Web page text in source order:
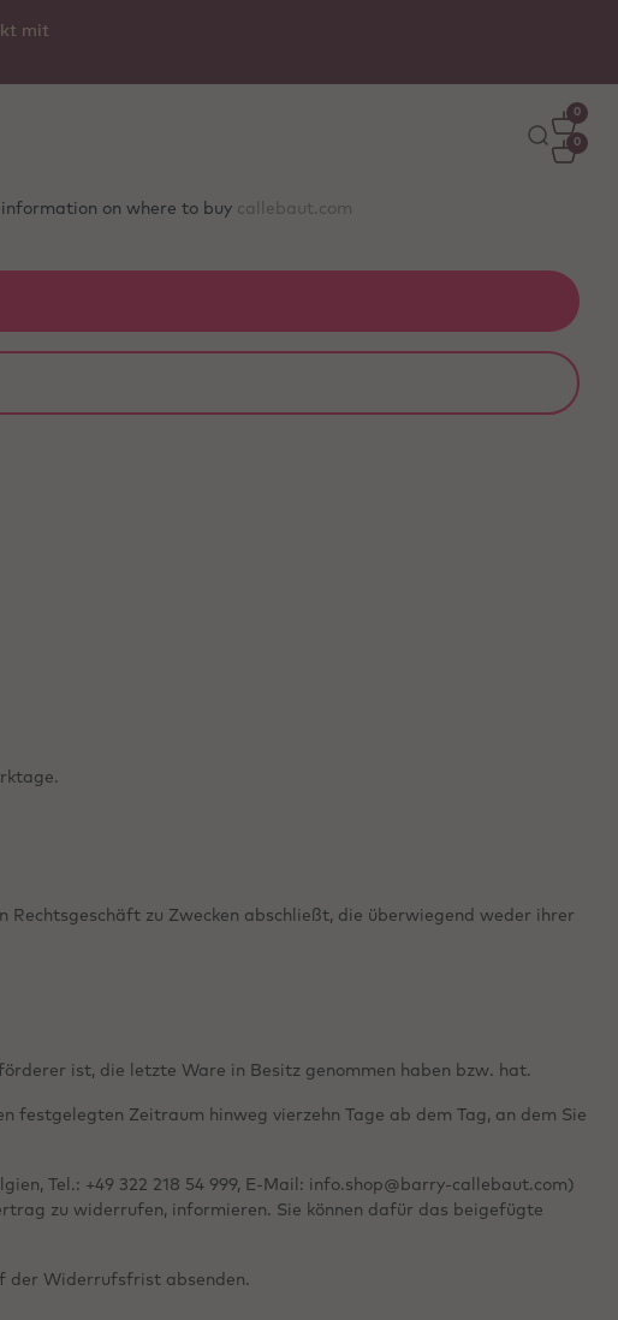
mit
0
0
zu Zwecken abschließt, die überwiegend weder ihrer
ist, die letzte Ware in Besitz genommen haben bzw. hat.
Zeitraum hinweg vierzehn Tage ab dem Tag, an dem Sie
Tel.: +49 322 218 54 999, E-Mail: info.shop@barry-callebaut.com)
zu widerrufen, informieren. Sie können dafür das beigefügte
der Widerrufsfrist absenden.
on where to buy callebaut.com